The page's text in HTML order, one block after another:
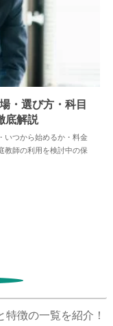
2026.06.17
・選び方・科目
底解説
いつから始めるか・料金
教師の利用を検討中の保
徴の一覧を紹介！